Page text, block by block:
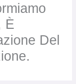
È
Del